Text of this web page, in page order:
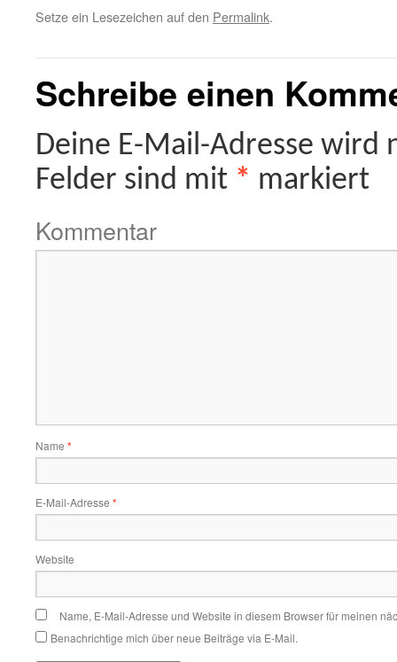
Setze ein Lesezeichen auf den Permalink.
Schreibe einen
Deine E-Mail-Adresse
Felder sind mit * markiert
Kommentar
Name *
E-Mail-Adresse *
Website
Name, E-Mail-Adresse und Website in diesem Browser für meinen
Benachrichtige mich über neue Beiträge via E-Mail.